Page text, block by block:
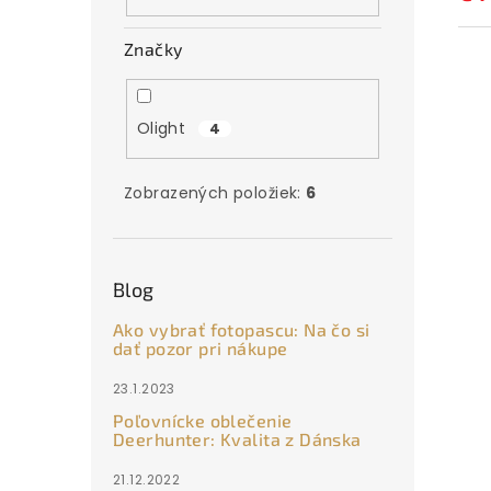
Značky
Olight 4
Zobrazených položiek: 6
Blog
Ako vybrať fotopascu: Na čo si
dať pozor pri nákupe
23.1.2023
Poľovnícke oblečenie
Deerhunter: Kvalita z Dánska
21.12.2022